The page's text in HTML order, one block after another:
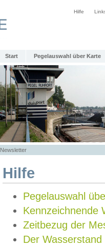
Hilfe
Start Pegelauswahl über Karte
Newsletter
Hilfe
Pegelauswahl
Kennzeichnende
Zeitbezug der
Der Wasserstand